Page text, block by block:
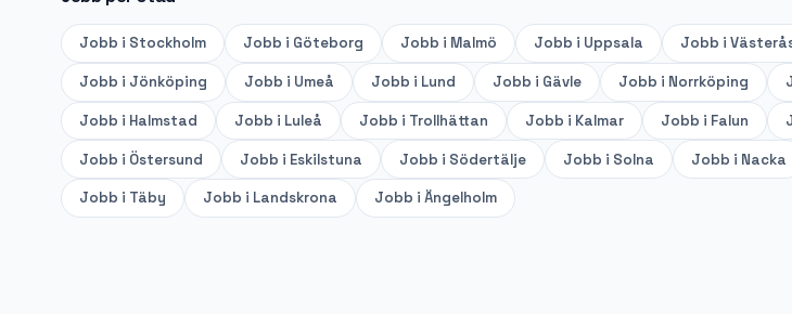
Jobb i Stockholm Jobb i Göteborg Jobb i Malmö Jobb i Uppsala Jobb i
Jobb i Jönköping Jobb i Umeå Jobb i Lund Jobb i Gävle Jobb i Norrköping
Jobb i Halmstad Jobb i Luleå Jobb i Trollhättan Jobb i Kalmar Jobb i Falun
Jobb i Östersund Jobb i Eskilstuna Jobb i Södertälje Jobb i Solna Jobb i Nacka
Jobb i Täby Jobb i Landskrona Jobb i Ängelholm